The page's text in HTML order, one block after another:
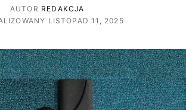
AUTOR REDAKCJA
LISTOPAD 11, 2025